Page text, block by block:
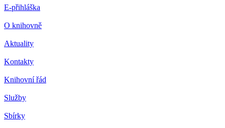
E-přihláška
O knihovně
Aktuality
Kontakty
Knihovní řád
Služby
Sbírky